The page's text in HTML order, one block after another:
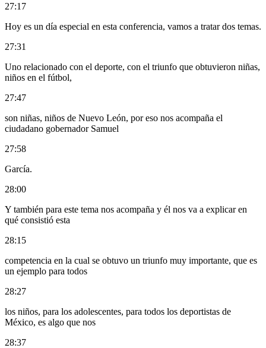
27:17
Hoy es un día especial en esta conferencia, vamos a tratar dos temas.
27:31
Uno relacionado con el deporte, con el triunfo que obtuvieron niñas,
niños en el fútbol,
27:47
son niñas, niños de Nuevo León, por eso nos acompaña el
ciudadano gobernador Samuel
27:58
García.
28:00
Y también para este tema nos acompaña y él nos va a explicar en
qué consistió esta
28:15
competencia en la cual se obtuvo un triunfo muy importante, que es
un ejemplo para todos
28:27
los niños, para los adolescentes, para todos los deportistas de
México, es algo que nos
28:37